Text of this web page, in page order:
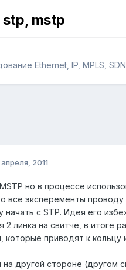
stp, mstp
Ethernet, IP, MPLS,
апреля, 2011
но в процессе
все эксперементы проводу
начать с STP. Идея его
2 линка на свитче, в итоге
которые приводят к кольцу
на другой стороне (другом